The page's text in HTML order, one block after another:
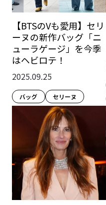
【BTSのVも愛用】セリ
ーヌの新作バッグ「ニ
ューラゲージ」を今季
はヘビロテ！
2025.09.25
バッグ セリーヌ